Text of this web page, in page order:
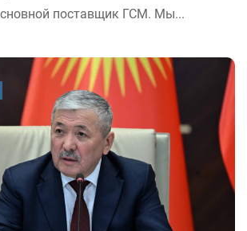
поставщик ГСМ. Мы...